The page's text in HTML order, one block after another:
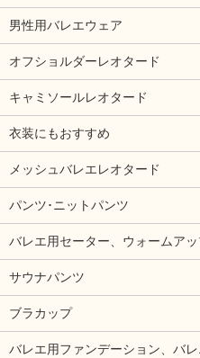
男性用バレエウェア
オフショルダーレオタード
キャミソールレオタード
衣装にもおすすめ
メッシュバレエレオタード
パンツ･ニットパンツ
バレエ用セーター、ウォームア
サウナパンツ
ブラカップ
バレエ用ファンデーション、バ